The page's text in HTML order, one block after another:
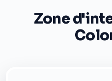
Zone